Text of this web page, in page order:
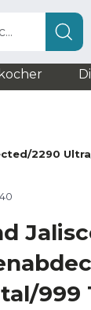
2290
999